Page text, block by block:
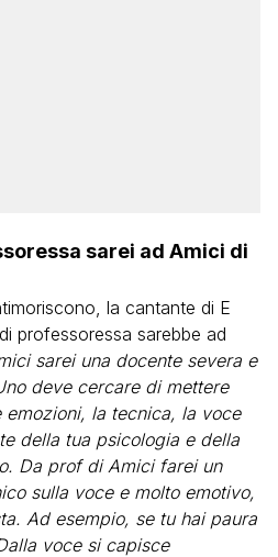
sarei ad Amici di
la cantante di E
professoressa sarebbe ad
sarei una docente severa e
deve cercare di mettere
emozioni, la tecnica, la voce
della tua psicologia e della
Da prof di Amici farei un
sulla voce e molto emotivo,
Ad esempio, se tu hai paura
voce si capisce